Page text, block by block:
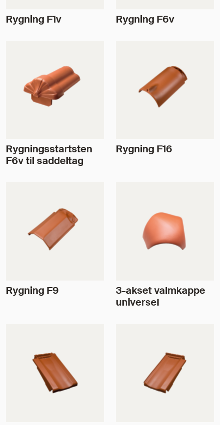
Rygning F1v Rygning F6v
Rygningsstartsten
F6v til saddeltag
Rygning F16
Rygning F9
3-akset valmkappe
universel